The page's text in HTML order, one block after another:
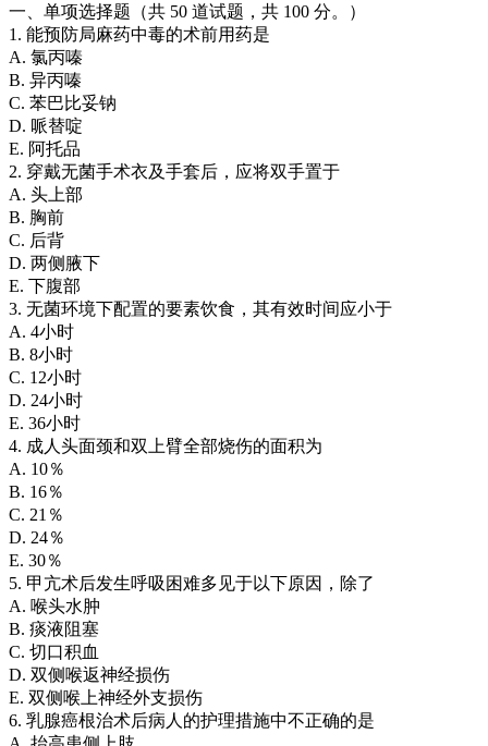
一、单项选择题（共 50 道试题，共 100 分。）
1. 能预防局麻药中毒的术前用药是
A. 氯丙嗪
B. 异丙嗪
C. 苯巴比妥钠
D. 哌替啶
E. 阿托品
2. 穿戴无菌手术衣及手套后，应将双手置于
A. 头上部
B. 胸前
C. 后背
D. 两侧腋下
E. 下腹部
3. 无菌环境下配置的要素饮食，其有效时间应小于
A. 4小时
B. 8小时
C. 12小时
D. 24小时
E. 36小时
4. 成人头面颈和双上臂全部烧伤的面积为
A. 10％
B. 16％
C. 21％
D. 24％
E. 30％
5. 甲亢术后发生呼吸困难多见于以下原因，除了
A. 喉头水肿
B. 痰液阻塞
C. 切口积血
D. 双侧喉返神经损伤
E. 双侧喉上神经外支损伤
6. 乳腺癌根治术后病人的护理措施中不正确的是